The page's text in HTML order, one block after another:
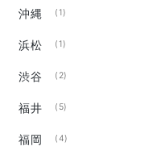
沖縄 (1)
浜松 (1)
渋谷 (2)
福井 (5)
福岡 (4)